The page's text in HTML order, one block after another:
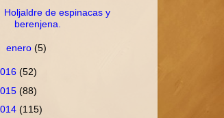
Holjaldre de espinacas y
berenjena.
enero(5)
(52)
(88)
(115)